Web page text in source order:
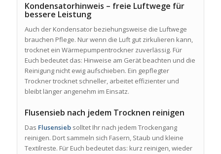
Kondensatorhinweis – freie Luftwege für
bessere Leistung
Auch der Kondensator beziehungsweise die Luftwege
brauchen Pflege. Nur wenn die Luft gut zirkulieren kann,
trocknet ein Wärmepumpentrockner zuverlässig. Für
Euch bedeutet das: Hinweise am Gerät beachten und die
Reinigung nicht ewig aufschieben. Ein gepflegter
Trockner trocknet schneller, arbeitet effizienter und
bleibt länger angenehm im Einsatz.
Flusensieb nach jedem Trocknen reinigen
Das Flusensiebsolltet Ihr nach jedem Trockengang
reinigen. Dort sammeln sich Fasern, Staub und kleine
Textilreste. Für Euch bedeutet das: kurz reinigen, wieder